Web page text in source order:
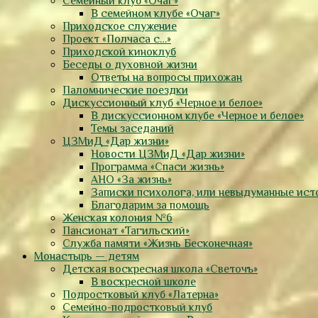
В семейном клубе «Очаг»
Приходское служение
Проект «Полчаса с…»
Приходской киноклуб
Беседы о духовной жизни
Ответы на вопросы прихожан
Паломнические поездки
Дискуссионный клуб «Черное и белое»
В дискуссионном клубе «Черное и белое»
Темы заседаний
ЦЗМиД «Дар жизни»
Новости ЦЗМиД «Дар жизни»
Программа «Спаси жизнь»
АНО «За жизнь»
Записки психолога, или невыдуманные
Благодарим за помощь
Женская колония №6
Пансионат «Тагильский»
Служба памяти «Жизнь Бесконечная»
Монастырь — детям
Детская воскресная школа «Светочъ»
В воскресной школе
Подростковый клуб «Латерна»
Семейно-подростковый клуб